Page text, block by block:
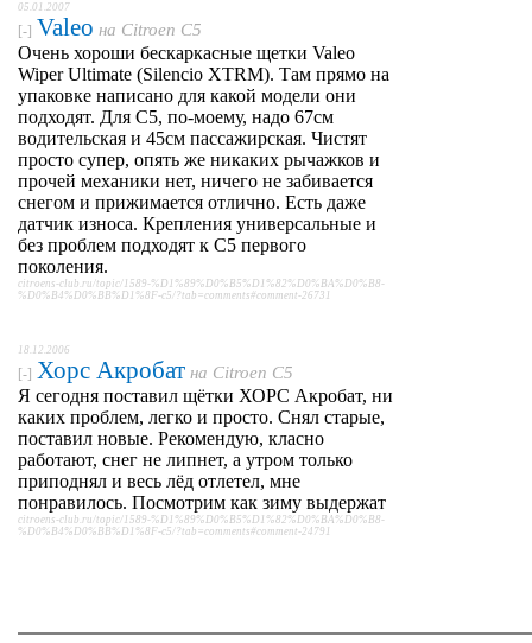
05.01.2007
[-] Valeo на Citroen C5
Очень хороши беcкаркасные щетки Valeo
Wiper Ultimate (Silencio XTRM). Там прямо на
упаковке написано для какой модели они
подходят. Для С5, по-моему, надо 67см
водительская и 45см пассажирская. Чистят
просто супер, опять же никаких рычажков и
прочей механики нет, ничего не забивается
снегом и прижимается отлично. Есть даже
датчик износа. Крепления универсальные и
без проблем подходят к С5 первого
поколения.
citroens-club.ru/topic/1589-%D1%89%D0%B5%D1%82%D0%BA%D0%B8-
%D0%B4%D0%BB%D1%8F-c5/?tab=comments#comment-26731
18.12.2006
[-] Хорс Акробат на Citroen C5
Я сегодня поставил щётки ХОРС Акробат, ни
каких проблем, легко и просто. Снял старые,
поставил новые. Рекомендую, класно
работают, снег не липнет, а утром только
приподнял и весь лёд отлетел, мне
понравилось. Посмотрим как зиму выдержат
citroens-club.ru/topic/1589-%D1%89%D0%B5%D1%82%D0%BA%D0%B8-
%D0%B4%D0%BB%D1%8F-c5/?tab=comments#comment-24791